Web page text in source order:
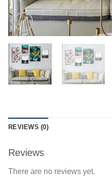
REVIEWS (0)
Reviews
There are no reviews yet.